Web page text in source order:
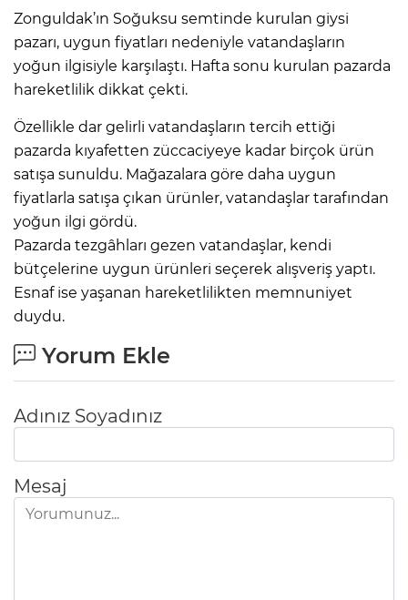
Zonguldak’ın Soğuksu semtinde kurulan giysi
pazarı, uygun fiyatları nedeniyle vatandaşların
yoğun ilgisiyle karşılaştı. Hafta sonu kurulan pazarda
hareketlilik dikkat çekti.
Özellikle dar gelirli vatandaşların tercih ettiği
pazarda kıyafetten züccaciyeye kadar birçok ürün
satışa sunuldu. Mağazalara göre daha uygun
fiyatlarla satışa çıkan ürünler, vatandaşlar tarafından
yoğun ilgi gördü.
Pazarda tezgâhları gezen vatandaşlar, kendi
bütçelerine uygun ürünleri seçerek alışveriş yaptı.
Esnaf ise yaşanan hareketlilikten memnuniyet
duydu.
Yorum Ekle
Adınız Soyadınız
Mesaj